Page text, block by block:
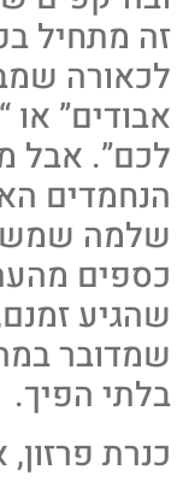
זה מתחיל
לכאורה
אבודים”
לכם”. אבל
הנחמדים
שלמה
כספים
שהגיע
שמדובר
בלתי הפיך.
כנרת